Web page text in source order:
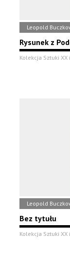
Leopold
Rysunek z
Kolekcja Sztuki XX
Leopold
Bez tytułu
Kolekcja Sztuki XX